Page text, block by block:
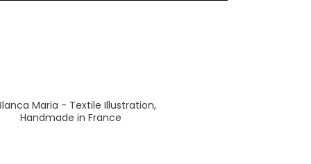
Maria - Textile Illustration,
Handmade in France